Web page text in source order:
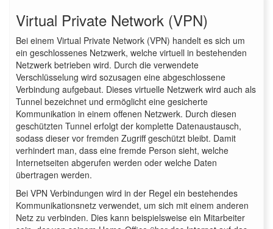
Virtual Private Network (VPN)
Bei einem Virtual Private Network (VPN) handelt es sich um
ein geschlossenes Netzwerk, welche virtuell in bestehenden
Netzwerk betrieben wird. Durch die verwendete
Verschlüsselung wird sozusagen eine abgeschlossene
Verbindung aufgebaut. Dieses virtuelle Netzwerk wird auch als
Tunnel bezeichnet und ermöglicht eine gesicherte
Kommunikation in einem offenen Netzwerk. Durch diesen
geschützten Tunnel erfolgt der komplette Datenaustausch,
sodass dieser vor fremden Zugriff geschützt bleibt. Damit
verhindert man, dass eine fremde Person sieht, welche
Internetseiten abgerufen werden oder welche Daten
übertragen werden.
Bei VPN Verbindungen wird in der Regel ein bestehendes
Kommunikationsnetz verwendet, um sich mit einem anderen
Netz zu verbinden. Dies kann beispielsweise ein Mitarbeiter